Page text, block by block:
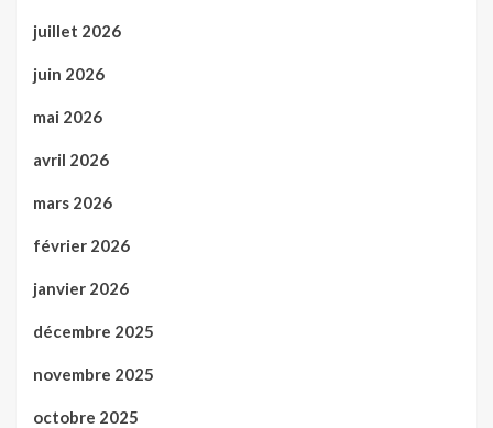
juillet 2026
juin 2026
mai 2026
avril 2026
mars 2026
février 2026
janvier 2026
décembre 2025
novembre 2025
octobre 2025